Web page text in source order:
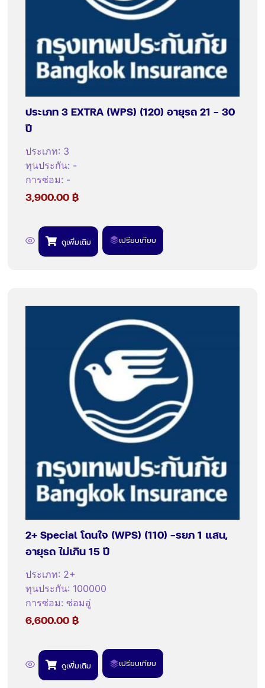
ประเภท 3 EXTRA (WPS) (120) อายุรถ 21 – 30
ปี
ประเภท: 3
ทุนประกัน: -
การซ่อม: -
3,900.00฿
ดูเพิ่มเติม เปรียบเทียบ
2+ Special โดนใจ (WPS) (110) -รยภ 1 แสน,
อายุรถ ไม่เกิน 15 ปี
ประเภท: 2+
ทุนประกัน: 100000
การซ่อม:ซ่อมอู่
6,600.00฿
ดูเพิ่มเติม เปรียบเทียบ